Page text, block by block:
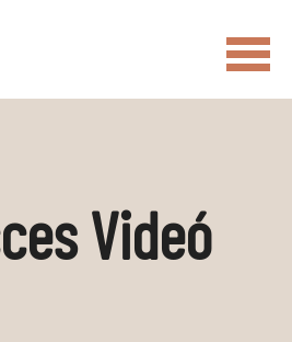
NÖVÉNYEKVideó